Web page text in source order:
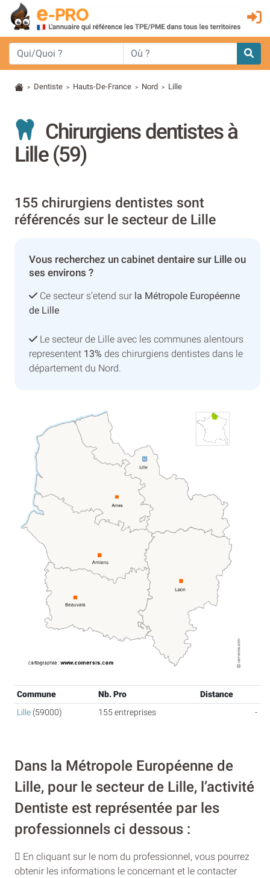
> Dentiste > Hauts-De-France > Nord > Lille
Chirurgiens dentistes à
Lille (59)
155 chirurgiens dentistes sont
référencés sur le secteur de Lille
Vous recherchez un cabinet dentaire sur Lille ou
ses environs ?
Ce secteur s’etend sur la Métropole Européenne
de Lille
Le secteur de Lille avec les communes alentours
representent 13% des chirurgiens dentistes dans le
département du Nord.
Commune Nb. Pro
Distance
Lille (59000) 155 entreprises -
Dans la Métropole Européenne de
Lille, pour le secteur de Lille, l’activité
Dentiste est représentée par les
professionnels ci dessous :
En cliquant sur le nom du professionnel, vous pourrez
obtenir les informations le concernant et le contacter